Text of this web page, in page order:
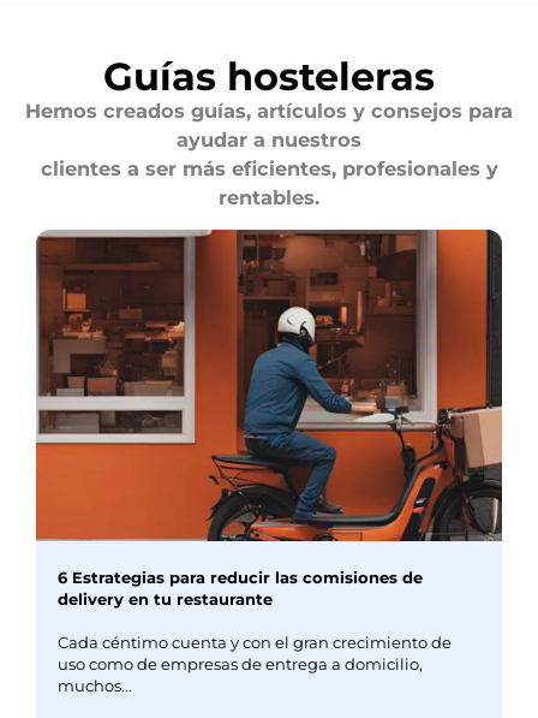
Guías hosteleras
Hemos creados guías, artículos y consejos para
ayudar a nuestros
clientes a ser más eficientes, profesionales y
rentables.
6 Estrategias para reducir las comisiones de
delivery en tu restaurante
Cada céntimo cuenta y con el gran crecimiento de
uso como de empresas de entrega a domicilio,
muchos...